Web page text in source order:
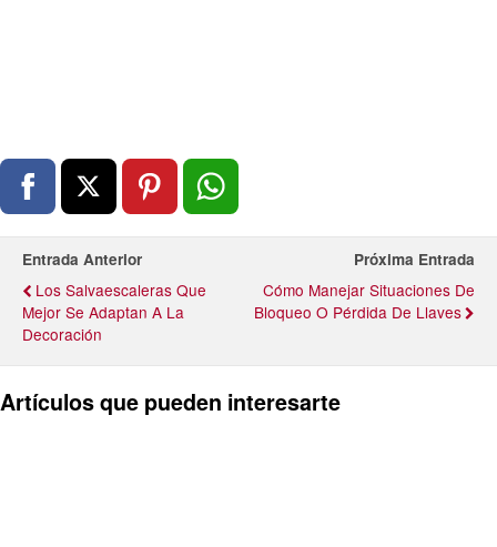
Entrada Anterior
Los Salvaescaleras Que
Mejor Se Adaptan A La
Decoración
Próxima Entrada
Cómo Manejar Situaciones De
Bloqueo O Pérdida De Llaves
Artículos que pueden interesarte